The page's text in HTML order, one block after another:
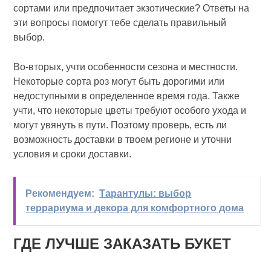
сортами или предпочитает экзотические? Ответы на
эти вопросы помогут тебе сделать правильный
выбор.
Во-вторых, учти особенности сезона и местности.
Некоторые сорта роз могут быть дорогими или
недоступными в определенное время года. Также
учти, что некоторые цветы требуют особого ухода и
могут увянуть в пути. Поэтому проверь, есть ли
возможность доставки в твоем регионе и уточни
условия и сроки доставки.
Рекомендуем: Тарантулы: выбор
террариума и декора для комфортного дома
ГДЕ ЛУЧШЕ ЗАКАЗАТЬ БУКЕТ